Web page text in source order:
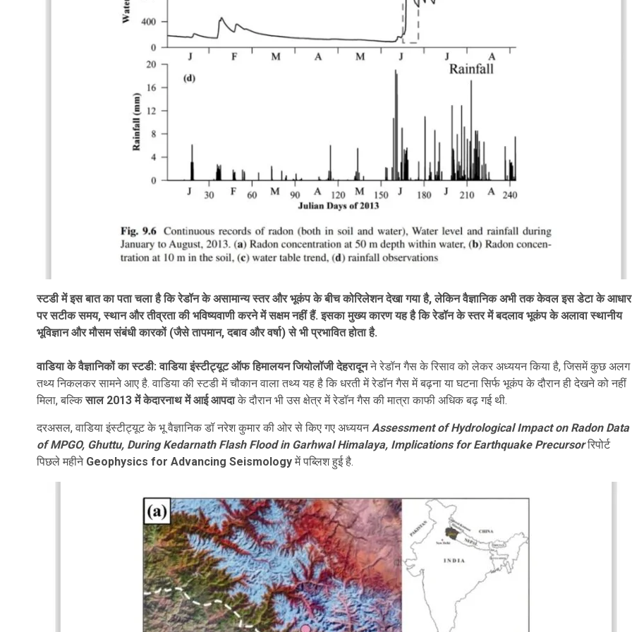
स्टडी में इस बात का पता चला है कि रेडॉन के असामान्य स्तर और भूकंप के बीच कोरिलेशन देखा गया है, लेकिन वैज्ञानिक अभी तक केवल इस डेटा के आधार
पर सटीक समय, स्थान और तीव्रता की भविष्यवाणी करने में सक्षम नहीं हैं. इसका मुख्य कारण यह है कि रेडॉन के स्तर में बदलाव भूकंप के अलावा स्थानीय
भूविज्ञान और मौसम संबंधी कारकों (जैसे तापमान, दबाव और वर्षा) से भी प्रभावित होता है.
वाडिया के वैज्ञानिकों का स्टडी: वाडिया इंस्टीट्यूट ऑफ हिमालयन जियोलॉजी देहरादूनने रेडॉन गैस के रिसाव को लेकर अध्ययन किया है, जिसमें कुछ अलग
तथ्य निकलकर सामने आए है. वाडिया की स्टडी में चौकान वाला तथ्य यह है कि धरती में रेडॉन गैस में बढ़ना या घटना सिर्फ भूकंप के दौरान ही देखने को नहीं
मिला, बल्किसाल 2013 में केदारनाथ में आई आपदाके दौरान भी उस क्षेत्र में रेडॉन गैस की मात्रा काफी अधिक बढ़ गई थी.
दरअसल, वाडिया इंस्टीट्यूट के भू वैज्ञानिक डॉ नरेश कुमार की ओर से किए गए अध्ययन Assessment of Hydrological Impact on Radon Data
of MPGO, Ghuttu, During Kedarnath Flash Flood in Garhwal Himalaya, Implications for Earthquake Precursor रिपोर्ट
पिछले महीनेGeophysics for Advancing Seismology में पब्लिश हुई है.